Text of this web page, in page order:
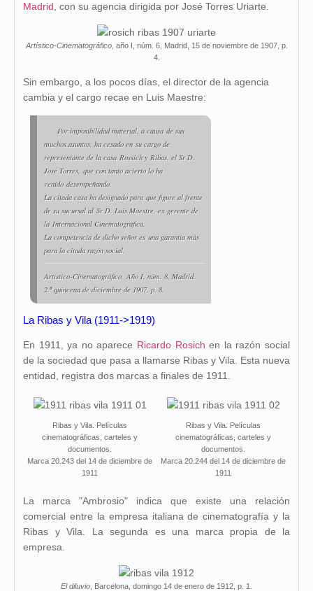
Madrid , con su agencia dirigida por José Torres Uriarte.
Artístico-Cinematográfico, año I, núm. 6, Madrid, 15 de noviembre de 1907, p.
4.
Sin embargo, a los pocos días, el director de la agencia
cambia y el cargo recae en Luis Maestre:
Por imposibilidad material, á causa de sus
muchos asuntos, ha cesado en su cargo de
representante de la casa Rossich y Ribas, el Sr D.
José Torres, que con tanto acierto lo ha
venido desempeñando.
La citada casa ha designado para que figure al frente
de su sucursal al Sr D. Luis Maestre, ex gerente de
la Internacional Cinematográfica.
La competencia de dicho señor es una garantía más
para la citada razón social.
Artístico-Cinematográfico,Año I, núm. 8, Madrid,
2.ª quincena de diciembre de 1907, p. 8.
La Ribas y Vila (1911->1919)
En 1911, ya no aparece Ricardo Rosich en la razón social
de la sociedad que pasa a llamarse Ribas y Vila. Esta nueva
entidad, registra dos marcas a finales de 1911.
Ribas y Vila. Películas
cinematográficas, carteles y
documentos.
Marca 20.243 del 14 de diciembre de
1911
Ribas y Vila. Películas
cinematográficas, carteles y
documentos.
Marca 20.244 del 14 de diciembre de
1911
La marca "Ambrosio" indica que existe una relación
comercial entre la empresa italiana de cinematografía y la
Ribas y Vila. La segunda es una marca propia de la
empresa.
El diluvio , Barcelona, domingo 14 de enero de 1912, p. 1.